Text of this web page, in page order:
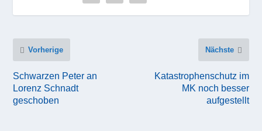
Vorherige
Schwarzen Peter an
Lorenz Schnadt
geschoben
Nächste
Katastrophenschutz im
MK noch besser
aufgestellt